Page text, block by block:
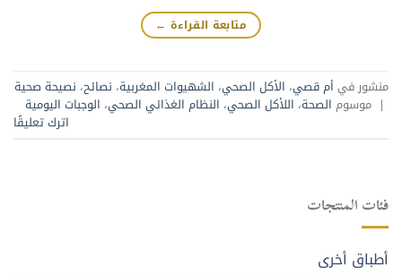
متابعة القراءة ←
منشور في أم قصي، الأكل الصحي، الشهيوات المغربية، نصائح، نصيحة صحية
| موسوم الصحة، اللأكل الصحي، النظام الغذائي الصحي، الوجبات اليومية
اترك تعليقًا
فئات المنتجات
أطباق أخرى